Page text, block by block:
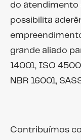
do atendimento
possibilita
grande aliado
14001, ISO
NBR 16001,
Contribuímos